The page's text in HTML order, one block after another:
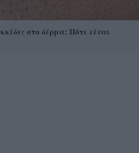
στο δέρμα: Πότε είναι